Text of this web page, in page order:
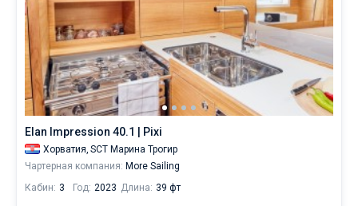
Elan Impression 40.1 | Pixi
Хорватия, SCT Марина Трогир
Чартерная компания: More Sailing
Кабин: 3 Год: 2023 Длина: 39 фт